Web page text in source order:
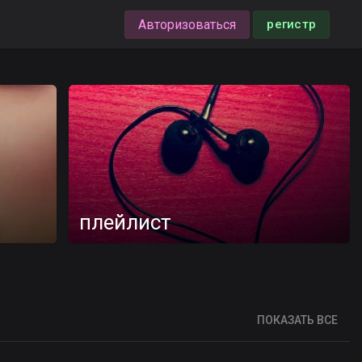
Авторизоваться регистр
плейлист
ПОКАЗАТЬ ВСЕ